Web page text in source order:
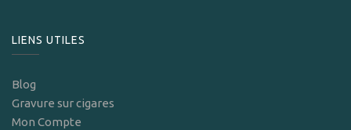
LIENS UTILES
Blog
Gravure sur cigares
Mon Compte